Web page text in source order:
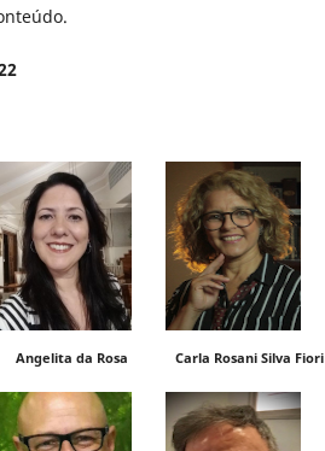
da Rosa Carla Rosani Silva Fiori